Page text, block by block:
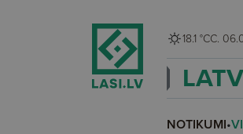
18.1 °CC.
NOTIKUMI•